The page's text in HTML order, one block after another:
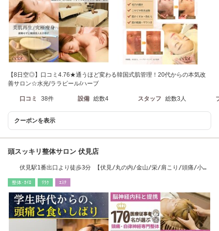
【8日空◎】口コミ4.76★通うほど変わる韓国式肌管理！20代からの本気改
善サロン☆水光/ララピール/ハーブ
口コミ 38件 設備 総数4 スタッフ 総数3人
クーポンを表示
頭スッキリ整体サロン 伏見店
伏見駅1番出口より徒歩3分 【伏見/丸の内/金山/栄/肩こり/頭痛/小
整体･ｶｲﾛ ﾘﾗｸ ｴｽﾃ